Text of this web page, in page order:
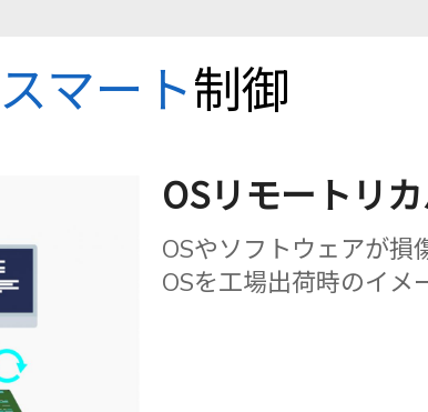
スマート制御
OSリモートリ
OSやソフトウェアが
OSを工場出荷時のイメ